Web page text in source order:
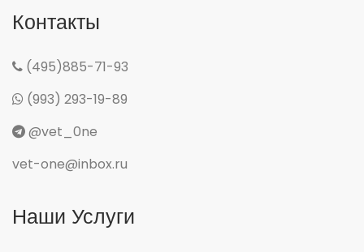
Контакты
(495)885-71-93
(993) 293-19-89
@vet_0ne
vet-one@inbox.ru
Наши Услуги